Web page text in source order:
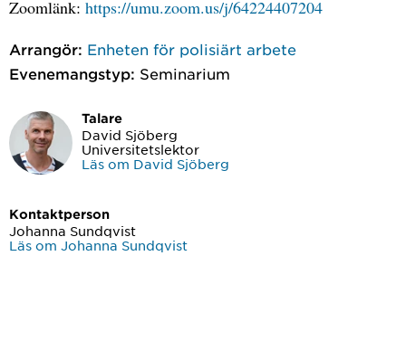
Zoomlänk: https://umu.zoom.us/j/64224407204
Arrangör: Enheten för polisiärt arbete
Evenemangstyp: Seminarium
Talare
David Sjöberg
Universitetslektor
Läs om David Sjöberg
Kontaktperson
Johanna Sundqvist
Läs om Johanna Sundqvist